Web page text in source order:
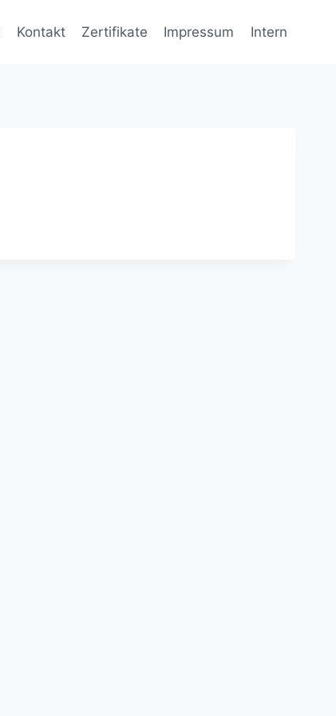
Kontakt Zertifikate Impressum Intern